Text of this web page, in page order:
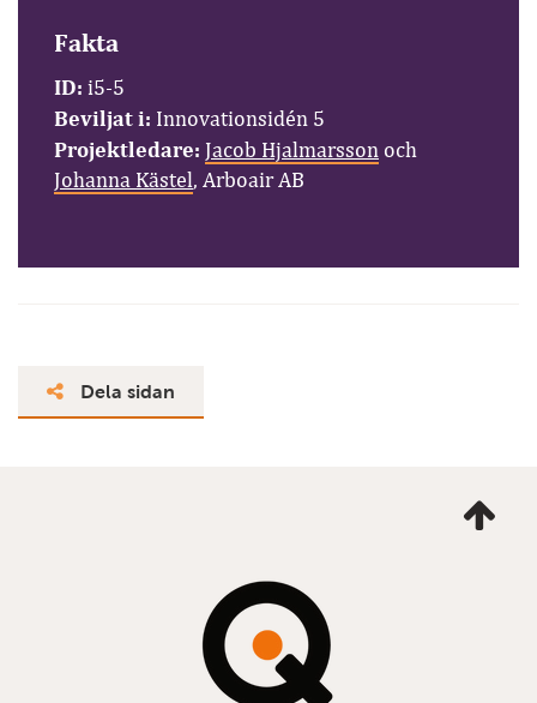
Fakta
ID: i5-5
Beviljat i: Innovationsidén 5
Projektledare: Jacob Hjalmarsson och
Johanna Kästel, Arboair AB
Dela sidan
mig